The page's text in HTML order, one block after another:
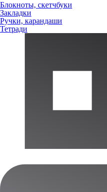
Блокноты, скетчбуки
Закладки
Ручки, карандаши
Тетради